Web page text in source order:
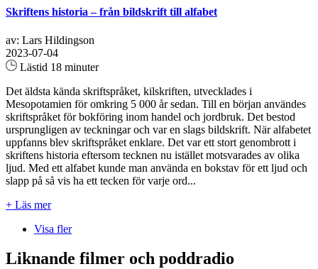
Skriftens historia – från bildskrift till alfabet
av: Lars Hildingson
2023-07-04
Lästid 18 minuter
Det äldsta kända skriftspråket, kilskriften, utvecklades i
Mesopotamien för omkring 5 000 år sedan. Till en början användes
skriftspråket för bokföring inom handel och jordbruk. Det bestod
ursprungligen av teckningar och var en slags bildskrift. När alfabetet
uppfanns blev skriftspråket enklare. Det var ett stort genombrott i
skriftens historia eftersom tecknen nu istället motsvarades av olika
ljud. Med ett alfabet kunde man använda en bokstav för ett ljud och
slapp på så vis ha ett tecken för varje ord...
+ Läs mer
Visa fler
Liknande filmer och poddradio